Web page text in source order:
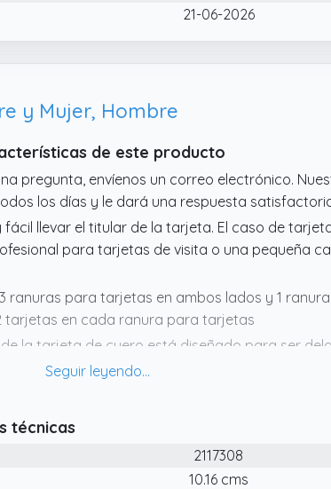
21-06-2026
y Mujer, Hombre
de este producto
pregunta, envíenos un correo electrónico.
los días y le dará una respuesta
llevar el titular de la tarjeta. El caso de
para tarjetas de visita o una pequeña
ranuras para tarjetas en ambos lados y 1
tarjetas en cada ranura para tarjetas
la tarjeta de cuero está diseñado para ser
super (sólo 0,2 cm de espesor) hace que sea
para que usted elija, no importa que usted
Color derecho para caber su estilo
técnicas
2117308
10.16 cms